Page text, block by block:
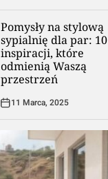
Pomysły na stylową
sypialnię dla par: 10
inspiracji, które
odmienią Waszą
przestrzeń
11 Marca, 2025